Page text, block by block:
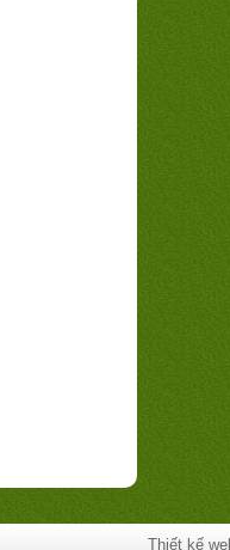
Thiết kế